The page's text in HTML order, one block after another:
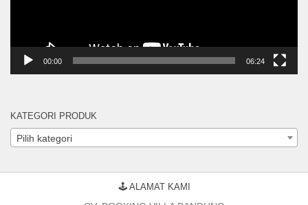
00:00 06:24
KATEGORI PRODUK
Pilih kategori
🕹 ALAMAT KAMI